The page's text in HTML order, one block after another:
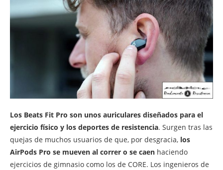
Los Beats Fit Pro son unos auriculares diseñados para el
ejercicio físico y los deportes de resistencia. Surgen tras las
quejas de muchos usuarios de que, por desgracia, los
AirPods Pro se mueven al correr o se caen haciendo
ejercicios de gimnasio como los de CORE. Los ingenieros de